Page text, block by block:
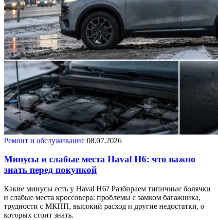
Ремонт и обслуживание 08.07.2026
Минусы и слабые места Haval H6: что важно
знать перед покупкой
Какие минусы есть у Haval H6? Разбираем типичные болячки
и слабые места кроссовера: проблемы с замком багажника,
трудности с МКПП, высокий расход и другие недостатки, о
которых стоит знать.